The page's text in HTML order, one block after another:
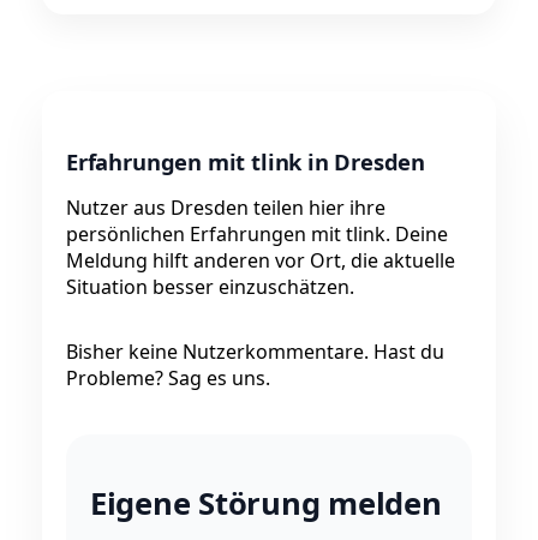
Erfahrungen mit tlink in Dresden
Nutzer aus Dresden teilen hier ihre
persönlichen Erfahrungen mit tlink. Deine
Meldung hilft anderen vor Ort, die aktuelle
Situation besser einzuschätzen.
Bisher keine Nutzerkommentare. Hast du
Probleme? Sag es uns.
Eigene Störung melden